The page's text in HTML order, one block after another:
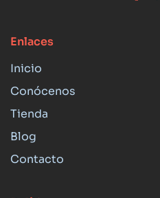
Enlaces
Inicio
Conócenos
Tienda
Blog
Contacto